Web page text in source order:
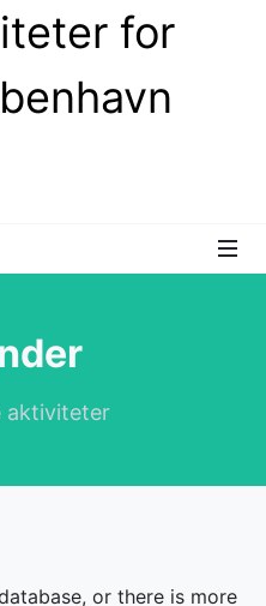
aktiviteter
or there is more